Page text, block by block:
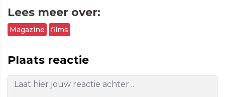
Lees meer over:
Magazine films
Plaats reactie